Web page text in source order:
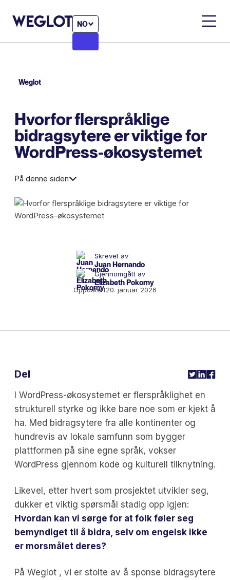
NO
Weglot
Hvorfor flerspråklige
bidragsytere er viktige for
WordPress-økosystemet
På denne siden
Skrevet av
Juan Hernando
Gjennomgått av
Elizabeth Pokorny
Oppdatert20. januar 2026
I WordPress-økosystemet er flerspråklighet en
strukturell styrke og ikke bare noe som er kjekt å
ha. Med bidragsytere fra alle kontinenter og
hundrevis av lokale samfunn som bygger
plattformen på sine egne språk, vokser
WordPress gjennom kode og kulturell tilknytning.
Likevel, etter hvert som prosjektet utvikler seg,
dukker et viktig spørsmål stadig opp igjen:
Hvordan kan vi sørge for at folk føler seg
bemyndiget til å bidra, selv om engelsk ikke
er morsmålet deres?
På Weglot , vi er stolte av å sponse bidragsytere
Del